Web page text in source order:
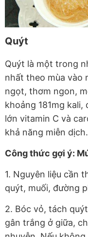
Quýt
Quýt là một trong
nhất theo mùa vào
ngọt, thơm ngon,
khoảng 181mg
lớn vitamin C và
khả năng miễn dịch.
Công thức gợi ý:
1. Nguyên liệu cần
quýt, muối, đường
2. Bóc vỏ, tách
gân trắng ở giữa,